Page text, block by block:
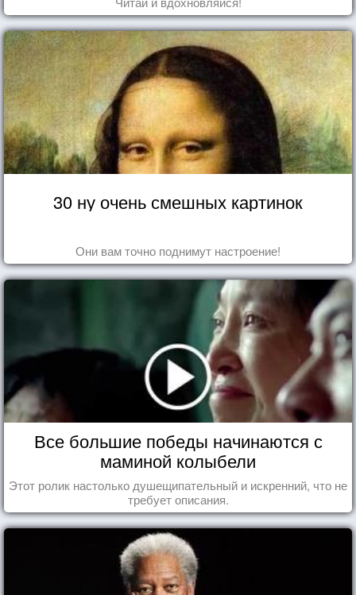
30 ну очень смешных картинок
Они вам точно поднимут настроение!
Все большие победы начинаются с
маминой колыбели
Этот ролик настолько душещипательный и искренний, что не
требует описания.